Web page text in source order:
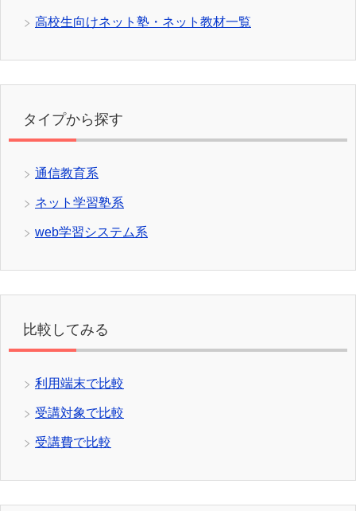
高校生向けネット塾・ネット教材一覧
タイプから探す
通信教育系
ネット学習塾系
web学習システム系
比較してみる
利用端末で比較
受講対象で比較
受講費で比較